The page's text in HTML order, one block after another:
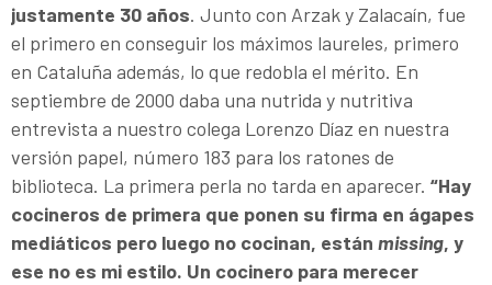
justamente 30 años. Junto con Arzak y Zalacaín, fue
el primero en conseguir los máximos laureles, primero
en Cataluña además, lo que redobla el mérito. En
septiembre de 2000 daba una nutrida y nutritiva
entrevista a nuestro colega Lorenzo Díaz en nuestra
versión papel, número 183 para los ratones de
biblioteca. La primera perla no tarda en aparecer. “Hay
cocineros de primera que ponen su firma en ágapes
mediáticos pero luego no cocinan, están missing, y
ese no es mi estilo. Un cocinero para merecer